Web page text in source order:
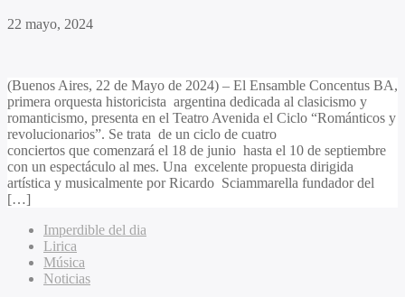
22 mayo, 2024
(Buenos Aires, 22 de Mayo de 2024) – El Ensamble Concentus BA,
primera orquesta historicista argentina dedicada al clasicismo y
romanticismo, presenta en el Teatro Avenida el Ciclo “Románticos y
revolucionarios”. Se trata de un ciclo de cuatro
conciertos que comenzará el 18 de junio hasta el 10 de septiembre
con un espectáculo al mes. Una excelente propuesta dirigida
artística y musicalmente por Ricardo Sciammarella fundador del
[…]
Imperdible del dia
Lirica
Música
Noticias